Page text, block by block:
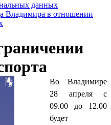
данных
Владимира в отношении
Во Владимире
28 апреля с
09.00 до 12.00
будет